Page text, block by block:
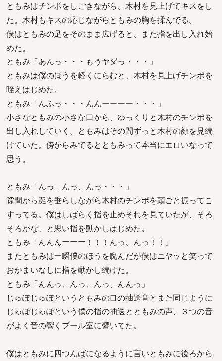
ともみはチンポをしごきながら、木村を見上げてキスをし
た。木村もキスの応じながらともみの胸を揉んでる。
僕はともみの足をそのまま広げると、また指を出し入れ始
めた。
ともみ「あんっ・・・もうヤダっ・・・」
ともみは僕のほうを軽くにらむと、木村を見上げチンポを
咥えはじめた。
ともみ「んふっ・・・んんーーーー・・・」
小さなともみの小さな口から、ゆっくりと木村のチンポを
出し入れしていく。ともみはその間ずっと木村の顔を見続
けていた。傍からみてるとともみって本当にエロいなって
思う。
ともみ「んっ、んっ、んっ・・・」
隙間から涎を垂らしながら木村のチンポを頭ごと振ってこ
すってる。僕はしばらく指を止めそれを見ていたが、そろ
そろかな、と思い指を動かしはじめた。
ともみ「んんんーーー！！！んっ、んっ！！」
またともみは一瞬僕のほうを睨んだが僕はニヤッと笑って
おかまいなしに指を動かし続けた。
ともみ「んんっ、んっ、んっ、んんっ」
じゅぽじゅぽというともみの口の抽送音とまた同じように
じゅぽじゅぽという僕の指の抽送とともみの声、３つの音
がよく音の響くプール室に響いてた。
僕はともみに四つんばになるように言いともみに後ろから